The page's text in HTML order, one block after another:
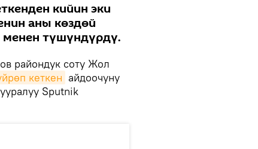
кийин эки
аны көздөй
менен түшүндүрдү.
райондук соту Жол
кеткен айдоочуну
Sputnik